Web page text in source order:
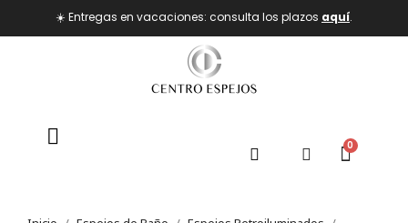
☀️ Entregas en vacaciones: consulta los plazos aquí.